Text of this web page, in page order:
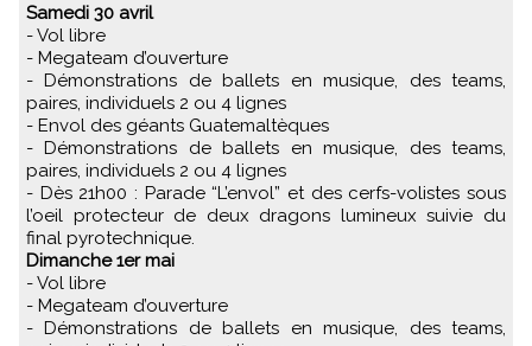
Samedi 30 avril
- Vol libre
- Megateam d’ouverture
- Démonstrations de ballets en musique, des teams,
paires, individuels 2 ou 4 lignes
- Envol des géants Guatemaltèques
- Démonstrations de ballets en musique, des teams,
paires, individuels 2 ou 4 lignes
- Dès 21h00 : Parade “L’envol” et des cerfs-volistes sous
l’oeil protecteur de deux dragons lumineux suivie du
final pyrotechnique.
Dimanche 1er mai
- Vol libre
- Megateam d’ouverture
- Démonstrations de ballets en musique, des teams,